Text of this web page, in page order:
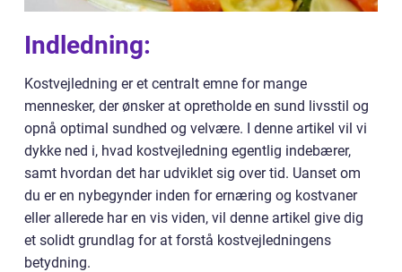
Indledning:
Kostvejledning er et centralt emne for mange
mennesker, der ønsker at opretholde en sund livsstil og
opnå optimal sundhed og velvære. I denne artikel vil vi
dykke ned i, hvad kostvejledning egentlig indebærer,
samt hvordan det har udviklet sig over tid. Uanset om
du er en nybegynder inden for ernæring og kostvaner
eller allerede har en vis viden, vil denne artikel give dig
et solidt grundlag for at forstå kostvejledningens
betydning.